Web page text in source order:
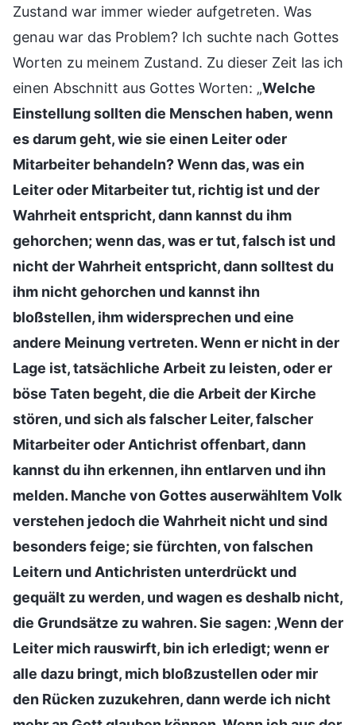
Zustand war immer wieder aufgetreten. Was
genau war das Problem? Ich suchte nach Gottes
Worten zu meinem Zustand. Zu dieser Zeit las ich
einen Abschnitt aus Gottes Worten: „Welche
Einstellung sollten die Menschen haben, wenn
es darum geht, wie sie einen Leiter oder
Mitarbeiter behandeln? Wenn das, was ein
Leiter oder Mitarbeiter tut, richtig ist und der
Wahrheit entspricht, dann kannst du ihm
gehorchen; wenn das, was er tut, falsch ist und
nicht der Wahrheit entspricht, dann solltest du
ihm nicht gehorchen und kannst ihn
bloßstellen, ihm widersprechen und eine
andere Meinung vertreten. Wenn er nicht in der
Lage ist, tatsächliche Arbeit zu leisten, oder er
böse Taten begeht, die die Arbeit der Kirche
stören, und sich als falscher Leiter, falscher
Mitarbeiter oder Antichrist offenbart, dann
kannst du ihn erkennen, ihn entlarven und ihn
melden. Manche von Gottes auserwähltem Volk
verstehen jedoch die Wahrheit nicht und sind
besonders feige; sie fürchten, von falschen
Leitern und Antichristen unterdrückt und
gequält zu werden, und wagen es deshalb nicht,
die Grundsätze zu wahren. Sie sagen: ‚Wenn der
Leiter mich rauswirft, bin ich erledigt; wenn er
alle dazu bringt, mich bloßzustellen oder mir
den Rücken zuzukehren, dann werde ich nicht